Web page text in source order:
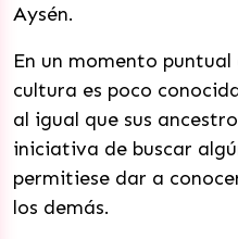
Aysén.
En un momento puntual
cultura es poco
al igual que sus
iniciativa de buscar
permitiese dar a
los demás.